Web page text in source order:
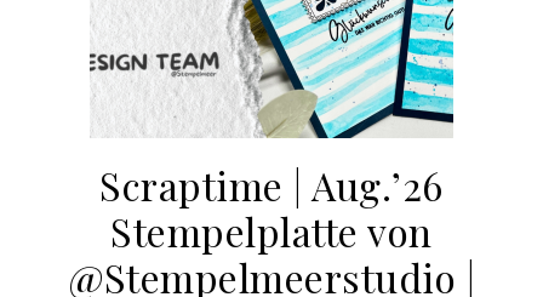
Scraptime | Aug.’26
Stempelplatte von
@Stempelmeerstudio |